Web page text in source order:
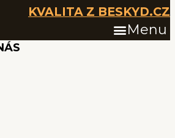
KVALITA Z BESKYD.CZ
Menu